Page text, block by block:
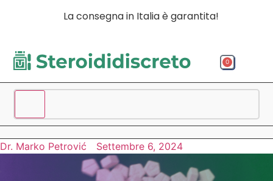
La consegna in Italia è garantita!
0
Dr. Marko Petrović Settembre 6, 2024